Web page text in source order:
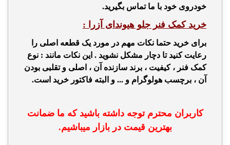
خودروی خود با ما تماس بگیرید.
خرید کمک فنر جلو هیوندای آزرا :
برای خرید حتما نکات مهم در مورد یک قطعه اصلی را
رعایت کنید تا دچار مشکل نشوید . این نکات مانند : نوع
کمک فنر ، کیفیت ، برند سازنده آن ، اصلی و تقلبی بودن
آن ، برچسب هولوگرام و ... و البته فاکتور خرید است.
کاربران محترم توجه داشته باشید که ما ضمانت
بهترین قیمت در بازار میباشیم.